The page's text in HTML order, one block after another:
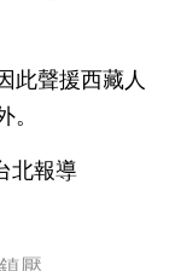
此聲援西藏人
。
北報導